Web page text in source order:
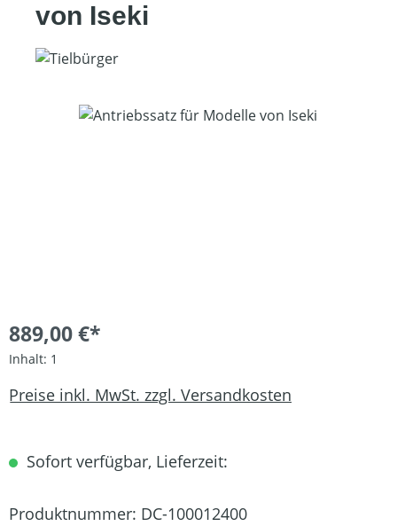
von Iseki
Bildergalerie überspringen
889,00 €*
Inhalt: 1
Preise inkl. MwSt. zzgl. Versandkosten
Sofort verfügbar, Lieferzeit:
Produktnummer: DC-100012400